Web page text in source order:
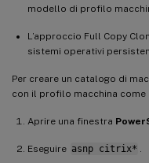
modello di profilo
L’approccio Full Copy
sistemi operativi
Per creare un catalogo di
con il profilo macchina come
Aprire una finestra
Eseguire asnp citrix*